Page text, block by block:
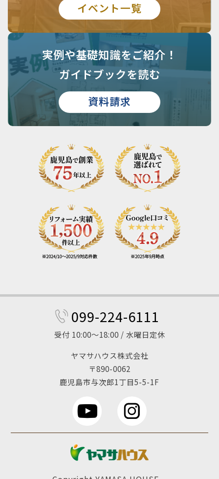
イベント一覧
実例や基礎知識をご紹介！
ガイドブックを読む
資料請求
099-224-6111
受付 10:00～18:00 / 水曜日定休
ヤマサハウス株式会社
〒890-0062
鹿児島市与次郎1丁目5-5-1F